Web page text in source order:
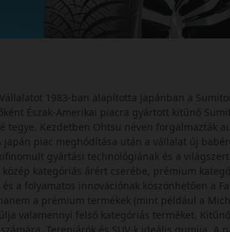
1983-ban alapította Japánban a
Észak-Amerikai piacra gyártott kitűnő
tegye. Kezdetben Ohtsu néven forgalmazták
japán piac meghódítása után a vállalat új
gyártási technológiának és a
közép kategóriás árért cserébe, prémium
a folyamatos innovációnak köszönhetően a
a prémium termékek (mint például a
valamennyi felső kategóriás terméket.
Terepjárók és SUV-k ideális gumija. A